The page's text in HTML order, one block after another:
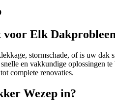
Elk
stormschade, of is uw
en vakkundige oplossingen
complete renovaties.
Wezep in?